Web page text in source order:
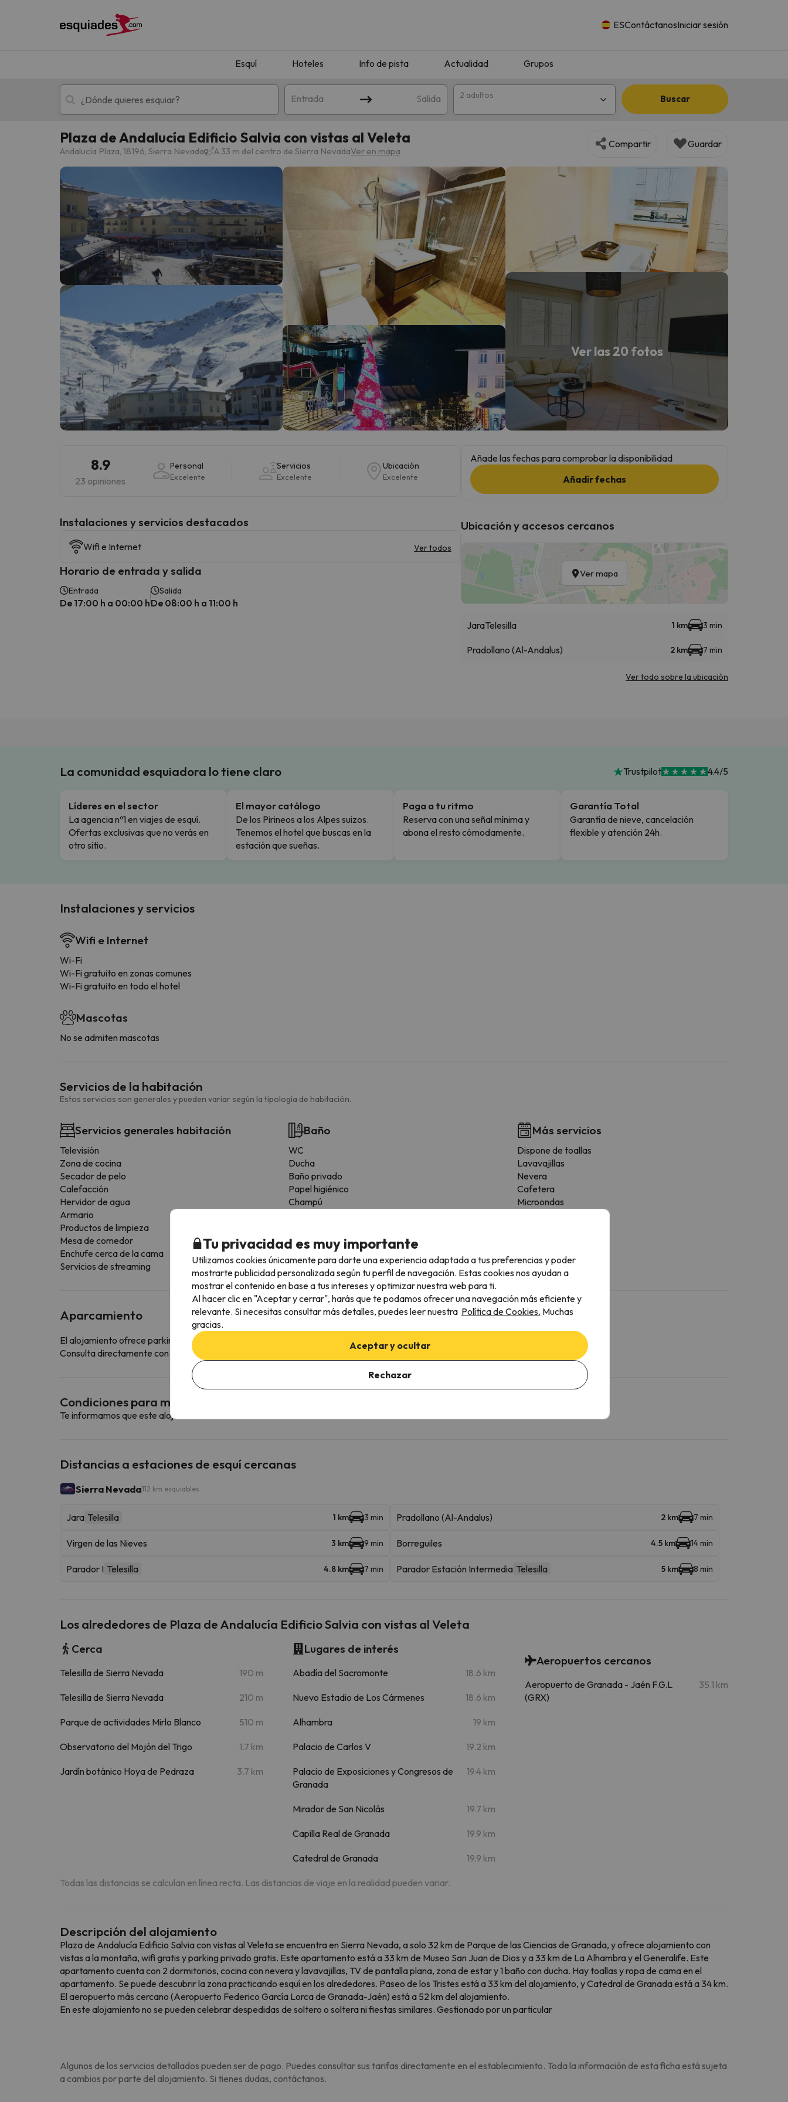
ESContáctanosIniciar sesión
Esquí Hoteles Info de pista Actualidad Grupos
Entrada Salida 2 adultos Buscar
Esquí Escapadas
¡Vaya! No hemos encontrado ningún resultado que coincida con tu búsqueda. Prueba a modificar el destino.
¡Vaya! Parece que nuestro buscador ha perdido el norte. En cuanto encuentre su brújula vuelve.
Plaza de Andalucía Edificio Salvia con vistas al Veleta
Andalucía Plaza, 18196, Sierra Nevada A 33 m del centro de Sierra NevadaVer en mapa
Compartir Guardar
Ver las 20 fotos
8.9
23 opiniones
Personal
Excelente
Servicios
Excelente
Ubicación
Excelente
Instalaciones y servicios destacados
Wifi e Internet Ver todos
Horario de entrada y salida
Entrada
De 17:00 h a 00:00 h
Salida
De 08:00 h a 11:00 h
Añade las fechas para comprobar la disponibilidad
Añadir fechas
Ubicación y accesos cercanos
Ver mapa
JaraTelesilla 1 km 3 min
Pradollano (Al-Andalus) 2 km 7 min
Ver todo sobre la ubicación
La comunidad esquiadora lo tiene claro Trustpilot 4.4/5
Líderes en el sector
La agencia nº1 en viajes de esquí.
Ofertas exclusivas que no verás en
otro sitio.
El mayor catálogo
De los Pirineos a los Alpes suizos.
Tenemos el hotel que buscas en la
estación que sueñas.
Paga a tu ritmo
Reserva con una señal mínima y
abona el resto cómodamente.
Garantía Total
Garantía de nieve, cancelación
flexible y atención 24h.
Instalaciones y servicios
Wifi e Internet
Wi-Fi
Wi-Fi gratuito en zonas comunes
Wi-Fi gratuito en todo el hotel
Mascotas
No se admiten mascotas
Servicios de la habitación
Estos servicios son generales y pueden variar según la tipología de habitación.
Servicios generales habitación
Televisión
Zona de cocina
Secador de pelo
Calefacción
Hervidor de agua
Armario
Productos de limpieza
Mesa de comedor
Enchufe cerca de la cama
Servicios de streaming
Baño
WC
Ducha
Baño privado
Papel higiénico
Champú
Más servicios
Dispone de toallas
Lavavajillas
Nevera
Cafetera
Microondas
Aparcamiento
El alojamiento ofrece parking interior gratuito
Consulta directamente con el alojamiento si ofrecen la posibilidad de reservar la plaza de parking con antelación.
Condiciones para mascotas
Te informamos que este alojamiento no admite mascotas.
Distancias a estaciones de esquí cercanas
Sierra Nevada112 km esquiables
Jara Telesilla 1 km 3 min Pradollano (Al-Andalus) 2 km 7 min
Virgen de las Nieves 3 km 9 min Borreguiles 4.5 km 14 min
Parador I Telesilla 4.8 km 7 min Parador Estación Intermedia Telesilla 5 km 8 min
Los alrededores de Plaza de Andalucía Edificio Salvia con vistas al Veleta
Cerca
Telesilla de Sierra Nevada 190 m
Telesilla de Sierra Nevada 210 m
Parque de actividades Mirlo Blanco 510 m
Observatorio del Mojón del Trigo 1.7 km
Jardín botánico Hoya de Pedraza 3.7 km
Lugares de interés
Abadía del Sacromonte 18.6 km
Nuevo Estadio de Los Cármenes 18.6 km
Alhambra 19 km
Palacio de Carlos V 19.2 km
Palacio de Exposiciones y Congresos de
Granada
19.4 km
Mirador de San Nicolás 19.7 km
Capilla Real de Granada 19.9 km
Catedral de Granada 19.9 km
Aeropuertos cercanos
Aeropuerto de Granada - Jaén F.G.L
(GRX)
35.1 km
Todas las distancias se calculan en línea recta. Las distancias de viaje en la realidad pueden variar.
Descripción del alojamiento
Plaza de Andalucía Edificio Salvia con vistas al Veleta se encuentra en Sierra Nevada, a solo 32 km de Parque de las Ciencias de Granada, y ofrece alojamiento con
vistas a la montaña, wifi gratis y parking privado gratis. Este apartamento está a 33 km de Museo San Juan de Dios y a 33 km de La Alhambra y el Generalife. Este
apartamento cuenta con 2 dormitorios, cocina con nevera y lavavajillas, TV de pantalla plana, zona de estar y 1 baño con ducha. Hay toallas y ropa de cama en el
apartamento. Se puede descubrir la zona practicando esquí en los alrededores. Paseo de los Tristes está a 33 km del alojamiento, y Catedral de Granada está a 34 km.
El aeropuerto más cercano (Aeropuerto Federico García Lorca de Granada-Jaén) está a 52 km del alojamiento.
En este alojamiento no se pueden celebrar despedidas de soltero o soltera ni fiestas similares. Gestionado por un particular
Algunos de los servicios detallados pueden ser de pago. Puedes consultar sus tarifas directamente en el establecimiento. Toda la información de esta ficha está sujeta
a cambios por parte del alojamiento. Si tienes dudas, contáctanos.
Tu privacidad es muy importante
Utilizamos cookies únicamente para darte una experiencia adaptada a tus preferencias y poder
mostrarte publicidad personalizada según tu perfil de navegación. Estas cookies nos ayudan a
mostrar el contenido en base a tus intereses y optimizar nuestra web para ti.
Al hacer clic en "Aceptar y cerrar", harás que te podamos ofrecer una navegación más eficiente y
relevante. Si necesitas consultar más detalles, puedes leer nuestra Política de Cookies. Muchas
gracias.
Aceptar y ocultar
Rechazar